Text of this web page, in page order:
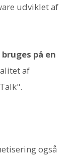
udviklet af
på en
af
også